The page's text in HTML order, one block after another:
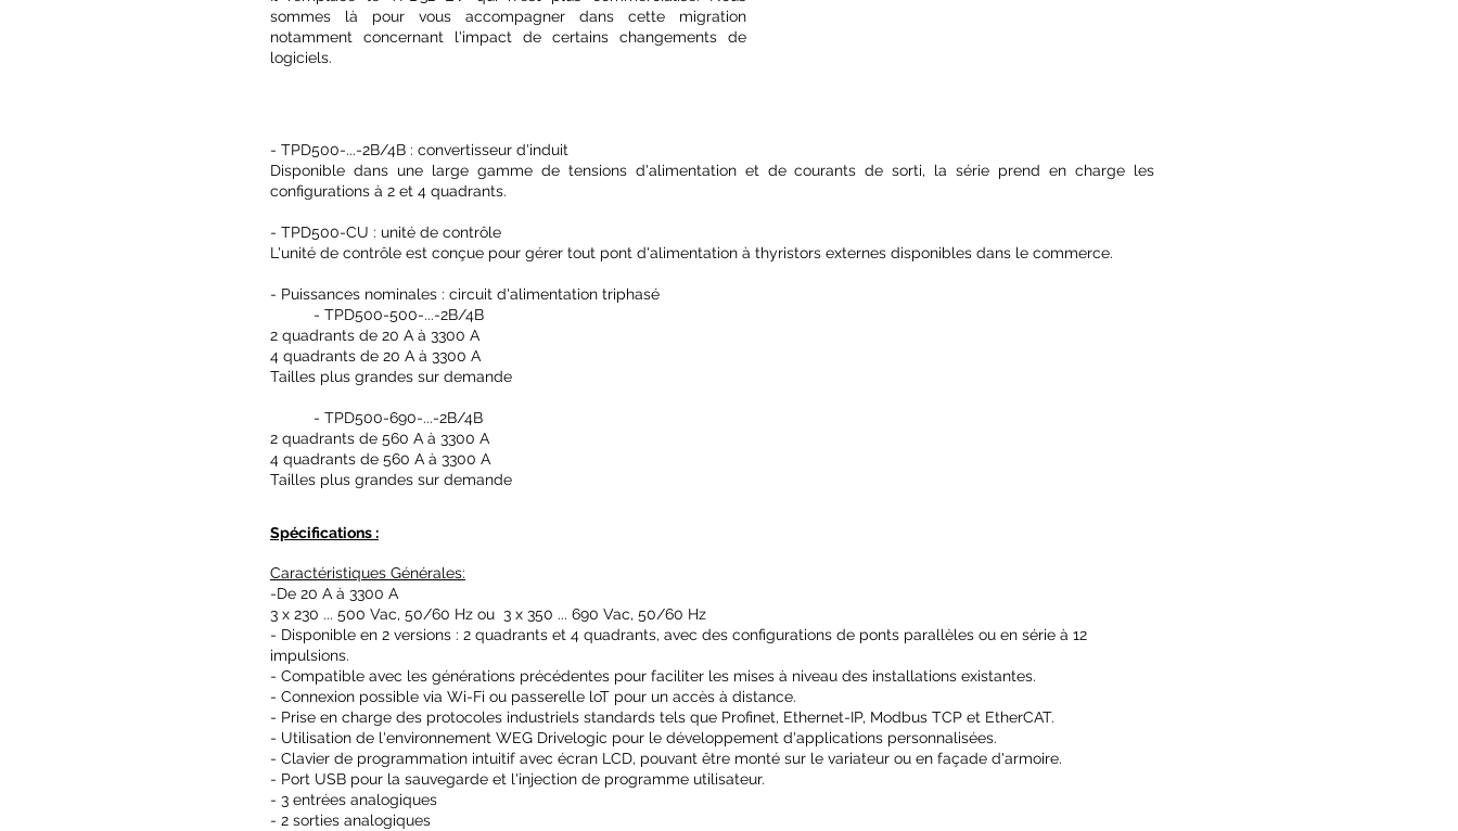
sommes là pour vous accompagner dans cette migration
notamment concernant l'impact de certains changements de
logiciels.
- TPD500-...-2B/4B : convertisseur d'induit
Disponible dans une large gamme de tensions d'alimentation et de courants de sorti, la série prend en charge les
configurations à 2 et 4 quadrants.
- TPD500-CU : unité de contrôle
L'unité de contrôle est conçue pour gérer tout pont d'alimentation à thyristors externes disponibles dans le commerce.
- Puissances nominales : circuit d'alimentation triphasé
- TPD500-500-...-2B/4B
2 quadrants de 20 A à 3300 A
4 quadrants de 20 A à 3300 A
Tailles plus grandes sur demande
- TPD500-690-...-2B/4B
2 quadrants de 560 A à 3300 A
4 quadrants de 560 A à 3300 A
Tailles plus grandes sur demande
Spécifications :
Caractéristiques Générales:
-De 20 A à 3300 A
3 x 230 ... 500 Vac, 50/60 Hz ou 3 x 350 ... 690 Vac, 50/60 Hz
- Disponible en 2 versions : 2 quadrants et 4 quadrants, avec des configurations de ponts parallèles ou en série à 12
impulsions.
- Compatible avec les générations précédentes pour faciliter les mises à niveau des installations existantes.
- Connexion possible via Wi-Fi ou passerelle loT pour un accès à distance.
- Prise en charge des protocoles industriels standards tels que Profinet, Ethernet-IP, Modbus TCP et EtherCAT.
- Utilisation de l'environnement WEG Drivelogic pour le développement d'applications personnalisées.
- Clavier de programmation intuitif avec écran LCD, pouvant être monté sur le variateur ou en façade d'armoire.
- Port USB pour la sauvegarde et l'injection de programme utilisateur.
​- 3 entrées analogiques
- 2 sorties analogiques